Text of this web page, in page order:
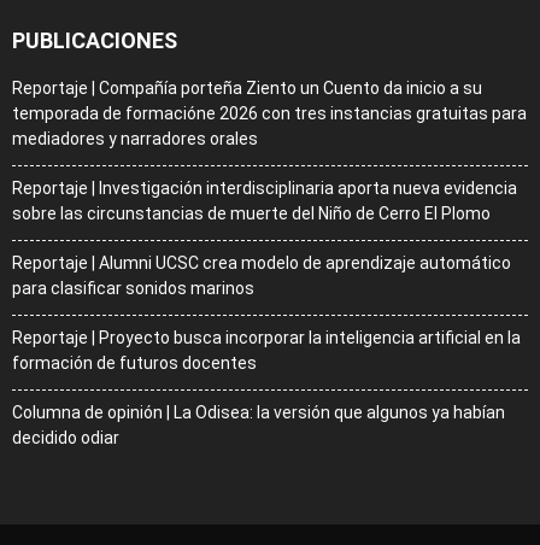
PUBLICACIONES
Reportaje | Compañía porteña Ziento un Cuento da inicio a su
temporada de formacióne 2026 con tres instancias gratuitas para
mediadores y narradores orales
Reportaje | Investigación interdisciplinaria aporta nueva evidencia
sobre las circunstancias de muerte del Niño de Cerro El Plomo
Reportaje | Alumni UCSC crea modelo de aprendizaje automático
para clasificar sonidos marinos
Reportaje | Proyecto busca incorporar la inteligencia artificial en la
formación de futuros docentes
Columna de opinión | La Odisea: la versión que algunos ya habían
decidido odiar